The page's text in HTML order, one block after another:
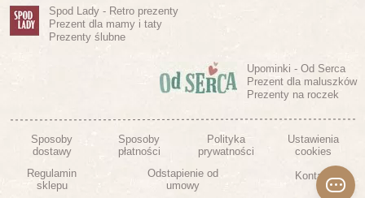
Spod Lady - Retro prezenty
Prezent dla mamy i taty
Prezenty ślubne
Upominki - Od Serca
Prezent dla maluszków
Prezenty na roczek
Sposoby
dostawy
Sposoby
płatności
Polityka
prywatności
Ustawienia
cookies
Regulamin
sklepu
Odstapienie od
umowy
Kontakt